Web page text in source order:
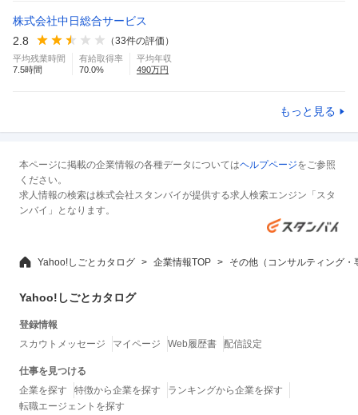
株式会社中日総合サービス
2.8
（33件の評価）
平均残業時間
7.5時間
有給取得率
70.0%
平均年収
490万円
もっと見る
本ページに掲載の企業情報の各種データについてはヘルプページをご参照
ください。
求人情報の検索は株式会社スタンバイが提供する求人検索エンジン「スタ
ンバイ」となります。
Yahoo!しごとカタログ 企業情報TOP その他（コンサルティング・
Yahoo!しごとカタログ
登録情報
スカウトメッセージ
マイページ Web履歴書 配信設定
仕事を見つける
企業を探す
特徴から企業を探す
ランキングから企業を探す
転職エージェントを探す